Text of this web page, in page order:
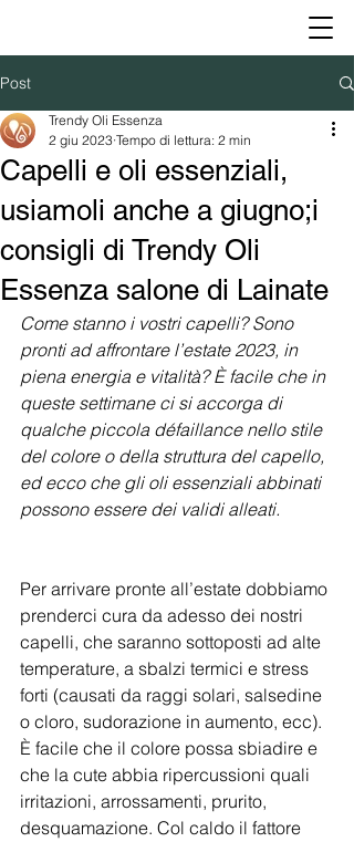
Post
Capelli e oli essenziali,
usiamoli anche a giugno;i
consigli di Trendy Oli
Essenza salone di Lainate
Trendy Oli Essenza
2 giu 2023 Tempo di lettura: 2 min
Come stanno i vostri capelli? Sono
pronti ad affrontare l’estate 2023, in
piena energia e vitalità? È facile che in
queste settimane ci si accorga di
qualche piccola défaillance nello stile
del colore o della struttura del capello,
ed ecco che gli oli essenziali abbinati
possono essere dei validi alleati.
Per arrivare pronte all’estate dobbiamo
prenderci cura da adesso dei nostri
capelli, che saranno sottoposti ad alte
temperature, a sbalzi termici e stress
forti (causati da raggi solari, salsedine
o cloro, sudorazione in aumento, ecc).
È facile che il colore possa sbiadire e
che la cute abbia ripercussioni quali
irritazioni, arrossamenti, prurito,
desquamazione. Col caldo il fattore